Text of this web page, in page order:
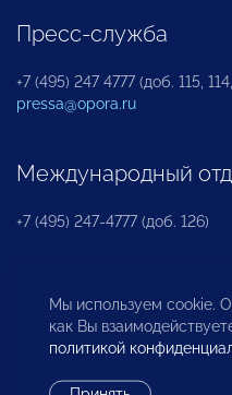
Пресс-служба
+7 (495) 247 4777 (доб. 115,
pressa@opora.ru
Международный
+7 (495) 247-4777 (доб. 126)
Бюро по защите
инвесторов
Мы используем cookie.
как Вы
политикой